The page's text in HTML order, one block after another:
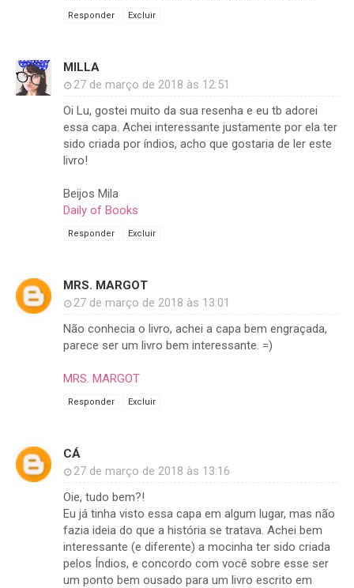
Responder Excluir
MILLA
27 de março de 2018 às 12:51
Oi Lu, gostei muito da sua resenha e eu tb adorei
essa capa. Achei interessante justamente por ela ter
sido criada por índios, acho que gostaria de ler este
livro!
Beijos Mila
Daily of Books
Responder Excluir
MRS. MARGOT
27 de março de 2018 às 13:01
Não conhecia o livro, achei a capa bem engraçada,
parece ser um livro bem interessante. =)
MRS. MARGOT
Responder Excluir
CÁ
27 de março de 2018 às 13:16
Oie, tudo bem?!
Eu já tinha visto essa capa em algum lugar, mas não
fazia ideia do que a história se tratava. Achei bem
interessante (e diferente) a mocinha ter sido criada
pelos Índios, e concordo com você sobre esse ser
um ponto bem ousado para um livro escrito em